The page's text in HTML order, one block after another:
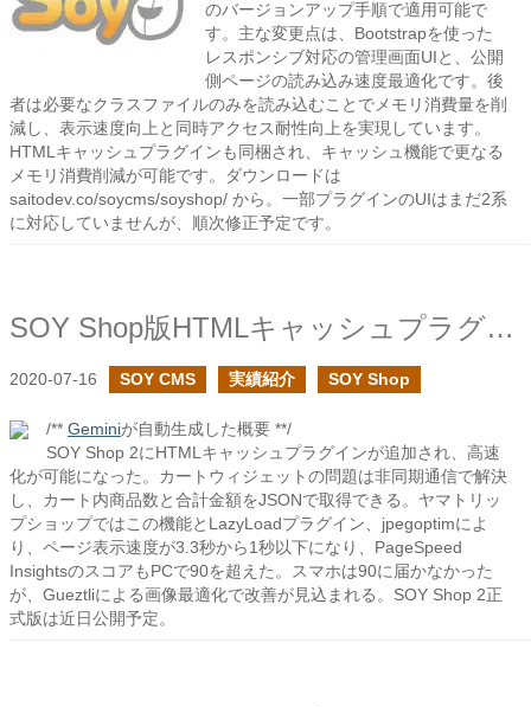
のバージョンアップ手順で適用可能で
す。主な変更点は、Bootstrapを使った
レスポンシブ対応の管理画面UIと、公開
側ページの読み込み速度最適化です。後
者は必要なクラスファイルのみを読み込むことでメモリ消費量を削
減し、表示速度向上と同時アクセス耐性向上を実現しています。
HTMLキャッシュプラグインも同梱され、キャッシュ機能で更なる
メモリ消費削減が可能です。ダウンロードは
saitodev.co/soycms/soyshop/ から。一部プラグインのUIはまだ2系
に対応していませんが、順次修正予定です。
SOY Shop版HTMLキャッシュプラグインを追加しました
2020-07-16 SOY CMS 実績紹介 SOY Shop
/** Geminiが自動生成した概要 **/
SOY Shop 2にHTMLキャッシュプラグインが追加され、高速
化が可能になった。カートウィジェットの問題は非同期通信で解決
し、カート内商品数と合計金額をJSONで取得できる。ヤマトリッ
プショップではこの機能とLazyLoadプラグイン、jpegoptimによ
り、ページ表示速度が3.3秒から1秒以下になり、PageSpeed
InsightsのスコアもPCで90を超えた。スマホは90に届かなかった
が、Gueztliによる画像最適化で改善が見込まれる。SOY Shop 2正
式版は近日公開予定。